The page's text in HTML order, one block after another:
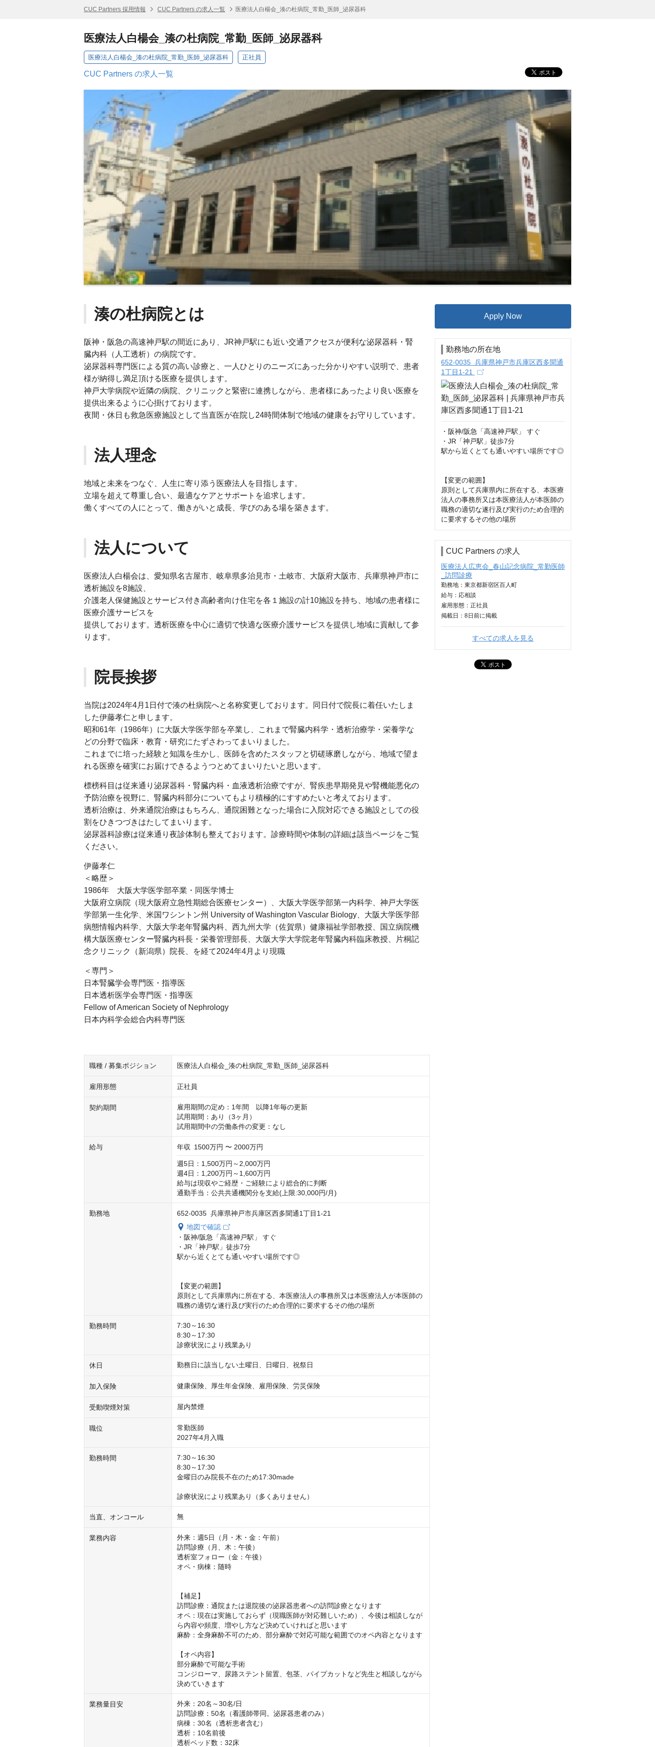
CUC Partners 採用情報 CUC Partners の求人一覧 医療法人白楊会_湊の杜病院_常勤_医師_泌尿器科
医療法人白楊会_湊の杜病院_常勤_医師_泌尿器科
医療法人白楊会_湊の杜病院_常勤_医師_泌尿器科 正社員
CUC Partners の求人一覧
湊の杜病院とは
阪神・阪急の高速神戸駅の間近にあり、JR神戸駅にも近い交通アクセスが便利な泌尿器科・腎
臓内科（人工透析）の病院です。
泌尿器科専門医による質の高い診療と、一人ひとりのニーズにあった分かりやすい説明で、患者
様が納得し満足頂ける医療を提供します。
神戸大学病院や近隣の病院、クリニックと緊密に連携しながら、患者様にあったより良い医療を
提供出来るように心掛けております。
夜間・休日も救急医療施設として当直医が在院し24時間体制で地域の健康をお守りしています。
法人理念
地域と未来をつなぐ、人生に寄り添う医療法人を目指します。
立場を超えて尊重し合い、最適なケアとサポートを追求します。
働くすべての人にとって、働きがいと成長、学びのある場を築きます。
法人について
医療法人白楊会は、愛知県名古屋市、岐阜県多治見市・土岐市、大阪府大阪市、兵庫県神戸市に
透析施設を8施設、
介護老人保健施設とサービス付き高齢者向け住宅を各１施設の計10施設を持ち、地域の患者様に
医療介護サービスを
提供しております。透析医療を中心に適切で快適な医療介護サービスを提供し地域に貢献して参
ります。
院長挨拶
当院は2024年4月1日付で湊の杜病院へと名称変更しております。同日付で院長に着任いたしま
した伊藤孝仁と申します。
昭和61年（1986年）に大阪大学医学部を卒業し、これまで腎臓内科学・透析治療学・栄養学な
どの分野で臨床・教育・研究にたずさわってまいりました。
これまでに培った経験と知識を生かし、医師を含めたスタッフと切磋琢磨しながら、地域で望ま
れる医療を確実にお届けできるようつとめてまいりたいと思います。
標榜科目は従来通り泌尿器科・腎臓内科・血液透析治療ですが、腎疾患早期発見や腎機能悪化の
予防治療を視野に、腎臓内科部分についてもより積極的にすすめたいと考えております。
透析治療は、外来通院治療はもちろん、通院困難となった場合に入院対応できる施設としての役
割をひきつづきはたしてまいります。
泌尿器科診療は従来通り夜診体制も整えております。診療時間や体制の詳細は該当ページをご覧
ください。
伊藤孝仁
＜略歴＞
1986年 大阪大学医学部卒業・同医学博士
大阪府立病院（現大阪府立急性期総合医療センター）、大阪大学医学部第一内科学、神戸大学医
学部第一生化学、米国ワシントン州 University of Washington Vascular Biology、大阪大学医学部
病態情報内科学、大阪大学老年腎臓内科、西九州大学（佐賀県）健康福祉学部教授、国立病院機
構大阪医療センター腎臓内科長・栄養管理部長、大阪大学大学院老年腎臓内科臨床教授、片桐記
念クリニック（新潟県）院長、を経て2024年4月より現職
＜専門＞
日本腎臓学会専門医・指導医
日本透析医学会専門医・指導医
Fellow of American Society of Nephrology
日本内科学会総合内科専門医
職種 / 募集ポジション 医療法人白楊会_湊の杜病院_常勤_医師_泌尿器科
雇用形態 正社員
契約期間
雇用期間の定め：1年間　以降1年毎の更新
試用期間：あり（3ヶ月）
試用期間中の労働条件の変更：なし
給与 年収 1500万円 〜 2000万円
週5日：1,500万円～2,000万円
週4日：1,200万円～1,600万円
給与は現収やご経歴・ご経験により総合的に判断
通勤手当：公共共通機関分を支給(上限:30,000円/月)
勤務地
652-0035 兵庫県神戸市兵庫区西多聞通1丁目1-21
地図で確認
・阪神/阪急「高速神戸駅」 すぐ
・JR「神戸駅」徒歩7分
駅から近くとても通いやすい場所です◎
【変更の範囲】
原則として兵庫県内に所在する、本医療法人の事務所又は本医療法人が本医師の
職務の適切な遂行及び実行のため合理的に要求するその他の場所
勤務時間
7:30～16:30
8:30～17:30
診療状況により残業あり
休日 勤務日に該当しない土曜日、日曜日、祝祭日
加入保険 健康保険、厚生年金保険、雇用保険、労災保険
受動喫煙対策 屋内禁煙
職位
常勤医師
2027年4月入職
勤務時間
7:30～16:30
8:30～17:30
金曜日のみ院長不在のため17:30made
診療状況により残業あり（多くありません）
当直、オンコール 無
業務内容
外来：週5日（月・木・金：午前）
訪問診療（月、木：午後）
透析室フォロー（金：午後）
オペ・病棟：随時
【補足】
訪問診療：通院または退院後の泌尿器患者への訪問診療となります
オペ：現在は実施しておらず（現職医師が対応難しいため）、今後は相談しなが
ら内容や頻度、増やし方など決めていければと思います
麻酔：全身麻酔不可のため、部分麻酔で対応可能な範囲でのオペ内容となります
【オペ内容】
部分麻酔で可能な手術
コンジローマ、尿路ステント留置、包茎、パイプカットなど先生と相談しながら
決めていきます
業務量目安
外来：20名～30名/日
訪問診療：50名（看護師帯同。泌尿器患者のみ）
病棟：30名（透析患者含む）
透析：10名前後
透析ベッド数：32床
Apply Now
勤務地の所在地
652-0035 兵庫県神戸市兵庫区西多聞通
1丁目1-21
・阪神/阪急「高速神戸駅」 すぐ
・JR「神戸駅」徒歩7分
駅から近くとても通いやすい場所です◎
【変更の範囲】
原則として兵庫県内に所在する、本医療
法人の事務所又は本医療法人が本医師の
職務の適切な遂行及び実行のため合理的
に要求するその他の場所
CUC Partners の求人
医療法人広恵会_春山記念病院_常勤医師
_訪問診療
勤務地：東京都新宿区百人町
給与： 応相談
雇用形態：正社員
掲載日： 8日 前に掲載
すべての求人を見る